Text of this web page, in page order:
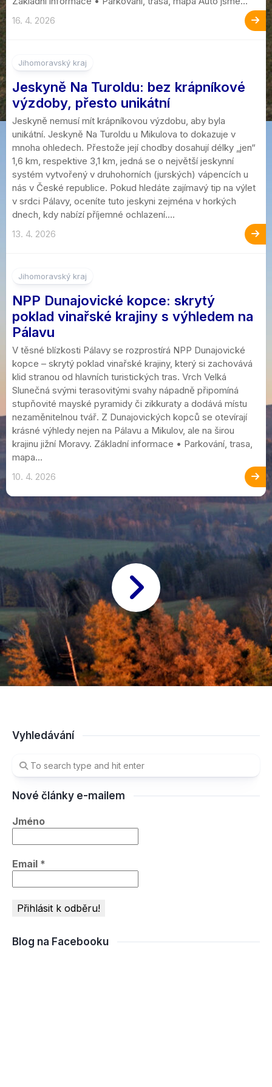
16. 4. 2026
Jihomoravský kraj
Jeskyně Na Turoldu: bez krápníkové
výzdoby, přesto unikátní
Jeskyně nemusí mít krápníkovou výzdobu, aby byla
unikátní. Jeskyně Na Turoldu u Mikulova to dokazuje v
mnoha ohledech. Přestože její chodby dosahují délky „jen“
1,6 km, respektive 3,1 km, jedná se o největší jeskynní
systém vytvořený v druhohorních (jurských) vápencích u
nás v České republice. Pokud hledáte zajímavý tip na výlet
v srdci Pálavy, oceníte tuto jeskyni zejména v horkých
dnech, kdy nabízí příjemné ochlazení....
13. 4. 2026
Jihomoravský kraj
NPP Dunajovické kopce: skrytý
poklad vinařské krajiny s výhledem na
Pálavu
V těsné blízkosti Pálavy se rozprostírá NPP Dunajovické
kopce – skrytý poklad vinařské krajiny, který si zachovává
klid stranou od hlavních turistických tras. Vrch Velká
Slunečná svými terasovitými svahy nápadně připomíná
stupňovité mayské pyramidy či zikkuraty a dodává místu
nezaměnitelnou tvář. Z Dunajovických kopců se otevírají
krásné výhledy nejen na Pálavu a Mikulov, ale na širou
krajinu jižní Moravy. Základní informace • Parkování, trasa,
mapa...
10. 4. 2026
Vyhledávání
Nové články e-mailem
Jméno
Email *
Blog na Facebooku